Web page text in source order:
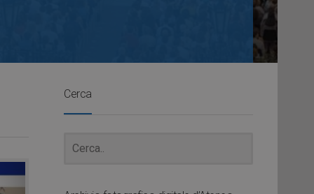
Cerca